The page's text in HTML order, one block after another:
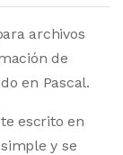
archivos
de
en Pascal.
escrito en
y se